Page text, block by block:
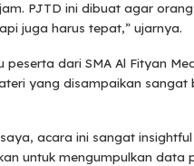
PJTD ini dibuat agar
juga harus tepat,” ujarnya.
peserta dari SMA Al Fityan
yang disampaikan sangat
acara ini sangat
untuk mengumpulkan data